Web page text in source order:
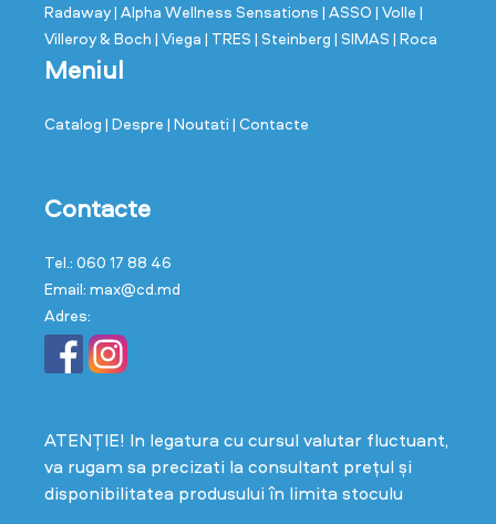
Radaway| Alpha Wellness Sensations | ASSO | Volle |
Villeroy & Boch | Viega | TRES | Steinberg | SIMAS | Roca
Meniul
Catalog | Despre | Noutati | Contacte
Contacte
Tel.: 060 17 88 46
Email: max@cd.md
Adres:
ATENȚIE! In legatura cu cursul valutar fluctuant,
va rugam sa precizati la consultant prețul și
disponibilitatea produsului în limita stoculu